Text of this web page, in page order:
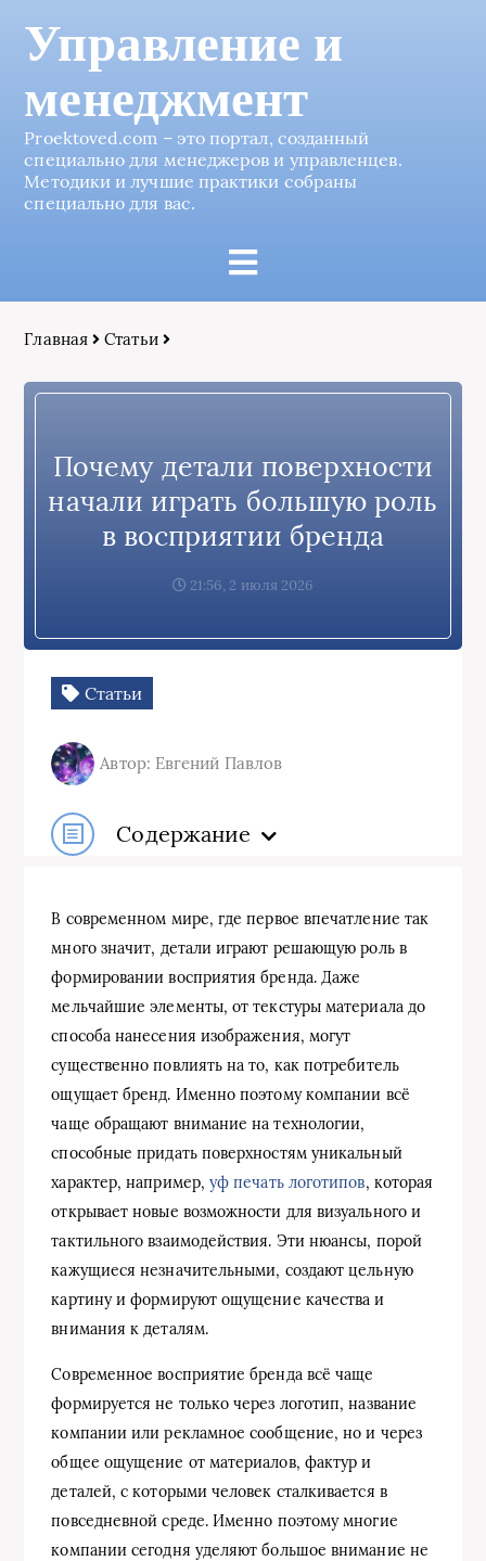
Управление и
менеджмент
Proektoved.com – это портал, созданный
специально для менеджеров и управленцев.
Методики и лучшие практики собраны
специально для вас.
Главная Статьи
Почему детали поверхности
начали играть большую роль
в восприятии бренда
21:56, 2 июля 2026
Статьи
Автор: Евгений Павлов
Содержание
В современном мире, где первое впечатление так
много значит, детали играют решающую роль в
формировании восприятия бренда. Даже
мельчайшие элементы, от текстуры материала до
способа нанесения изображения, могут
существенно повлиять на то, как потребитель
ощущает бренд. Именно поэтому компании всё
чаще обращают внимание на технологии,
способные придать поверхностям уникальный
характер, например,уф печать логотипов, которая
открывает новые возможности для визуального и
тактильного взаимодействия. Эти нюансы, порой
кажущиеся незначительными, создают цельную
картину и формируют ощущение качества и
внимания к деталям.
Современное восприятие бренда всё чаще
формируется не только через логотип, название
компании или рекламное сообщение, но и через
общее ощущение от материалов, фактур и
деталей, с которыми человек сталкивается в
повседневной среде. Именно поэтому многие
компании сегодня уделяют большое внимание не